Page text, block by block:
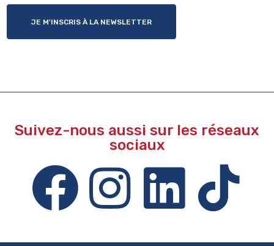
JE M'INSCRIS À LA NEWSLETTER
Suivez-nous aussi sur les réseaux
sociaux